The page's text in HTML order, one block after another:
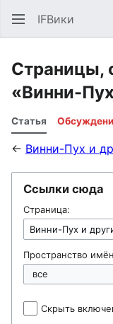
IFВики
Страницы,
«Винни-
Статья
← Винни-Пух и
Ссылки сюда
Страница:
Пространство
Скрыть